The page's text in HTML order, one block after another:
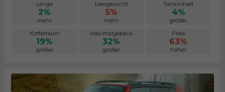
Länge
2%
mehr
Leergewicht
5%
mehr
Tankinhalt
4%
größer
Kofferraum
19%
größer
Maximalgepäck
32%
größer
Preis
63%
höher